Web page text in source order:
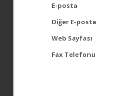
E-posta
Diğer E-posta
Web Sayfası
Fax Telefonu